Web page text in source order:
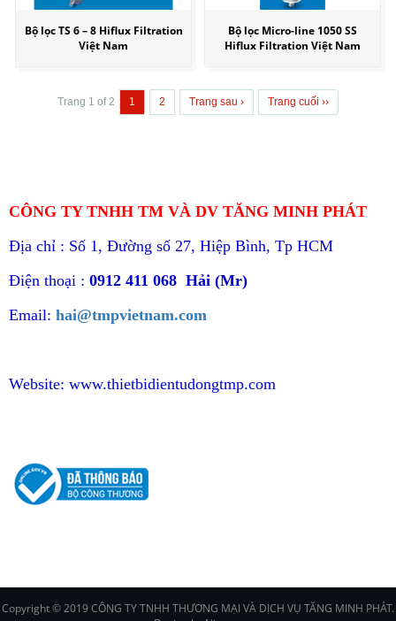
Bộ lọc TS 6 – 8 Hiflux Filtration
Việt Nam
Bộ lọc Micro-line 1050 SS
Hiflux Filtration Việt Nam
Trang 1 of 2 1 2 Trang sau › Trang cuối ››
CÔNG TY TNHH TM VÀ DV TĂNG MINH PHÁT
Địa chỉ : Số 1, Đường số 27, Hiệp Bình, Tp HCM
Điện thoại : 0912 411 068 Hải (Mr)
Email: hai@tmpvietnam.com
Website: www.thietbidientudongtmp.com
Copyright © 2019 CÔNG TY TNHH THƯƠNG MẠI VÀ DỊCH VỤ TĂNG MINH PHÁT.